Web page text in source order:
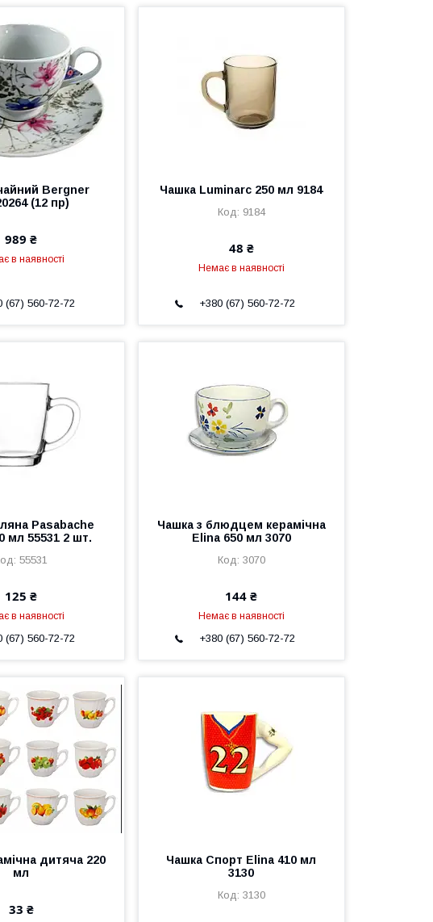
Bergner
(12 пр)
989 ₴
в наявності
(67) 560-72-72
Чашка Luminarc 250 мл 9184
9184
48 ₴
Немає в наявності
+380 (67) 560-72-72
Pasabache
мл 55531 2 шт.
55531
125 ₴
в наявності
(67) 560-72-72
Чашка з блюдцем керамічна
Elina 650 мл 3070
3070
144 ₴
Немає в наявності
+380 (67) 560-72-72
дитяча 220
мл
33 ₴
Чашка Спорт Elina 410 мл
3130
3130